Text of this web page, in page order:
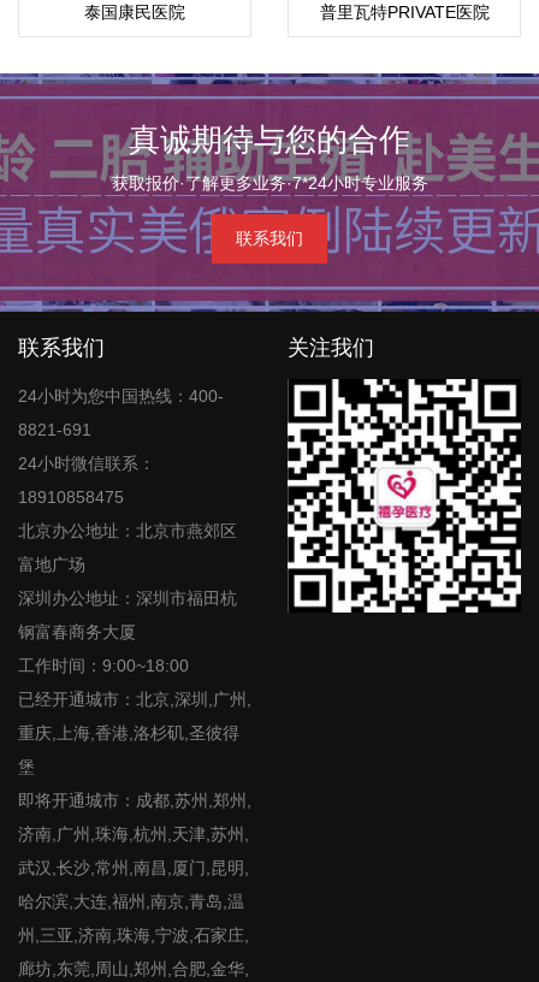
泰国康民医院
(Bumrungrad)
普里瓦特PRIVATE医院
真诚期待与您的合作
获取报价·了解更多业务·7*24小时专业服务
联系我们
联系我们
24小时为您中国热线：400-
8821-691
24小时微信联系：
18910858475
北京办公地址：北京市燕郊区
富地广场
深圳办公地址：深圳市福田杭
钢富春商务大厦
工作时间：9:00~18:00
已经开通城市：北京,深圳,广州,
重庆,上海,香港,洛杉矶,圣彼得
堡
即将开通城市：成都,苏州,郑州,
济南,广州,珠海,杭州,天津,苏州,
武汉,长沙,常州,南昌,厦门,昆明,
哈尔滨,大连,福州,南京,青岛,温
州,三亚,济南,珠海,宁波,石家庄,
廊坊,东莞,周山,郑州,合肥,金华,
关注我们